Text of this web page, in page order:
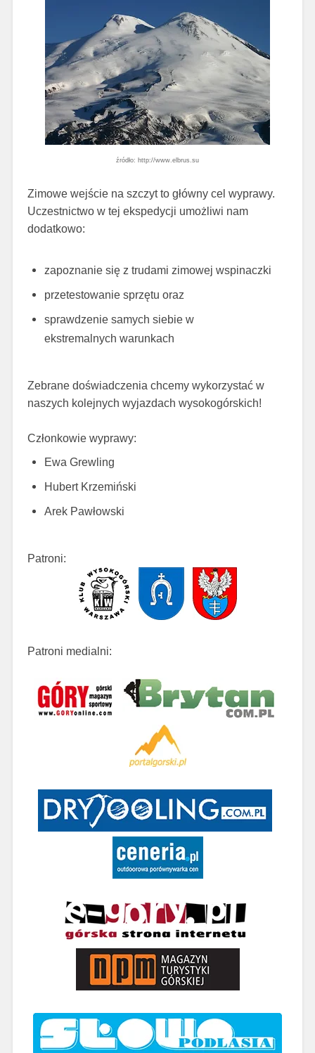
źródło: http://www.elbrus.su
Zimowe wejście na szczyt to główny cel wyprawy.
Uczestnictwo w tej ekspedycji umożliwi nam
dodatkowo:
zapoznanie się z trudami zimowej wspinaczki
przetestowanie sprzętu oraz
sprawdzenie samych siebie w
ekstremalnych warunkach
Zebrane doświadczenia chcemy wykorzystać w
naszych kolejnych wyjazdach wysokogórskich!
Członkowie wyprawy:
Ewa Grewling
Hubert Krzemiński
Arek Pawłowski
Patroni:
Patroni medialni: